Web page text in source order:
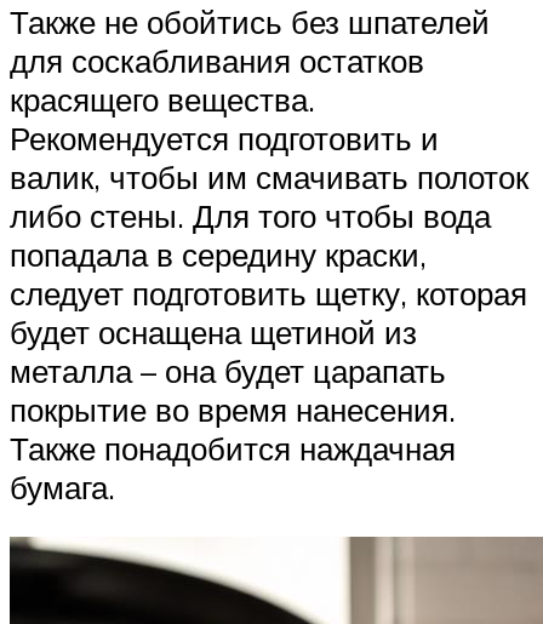
Также не обойтись без шпателей
для соскабливания остатков
красящего вещества.
Рекомендуется подготовить и
валик, чтобы им смачивать полоток
либо стены. Для того чтобы вода
попадала в середину краски,
следует подготовить щетку, которая
будет оснащена щетиной из
металла – она будет царапать
покрытие во время нанесения.
Также понадобится наждачная
бумага.